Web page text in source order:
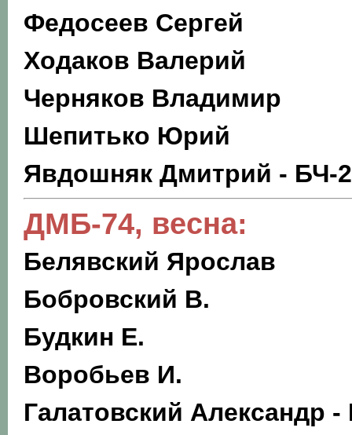
Федосеев Сергей
Ходаков Валерий
Черняков Владимир
Шепитько Юрий
Явдошняк Дмитрий - БЧ-2
ДМБ-74, весна:
Белявский Ярослав
Бобровский В.
Будкин Е.
Воробьев И.
Галатовский Александр -